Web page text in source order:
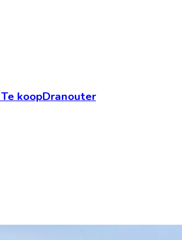
Te koopDranouter